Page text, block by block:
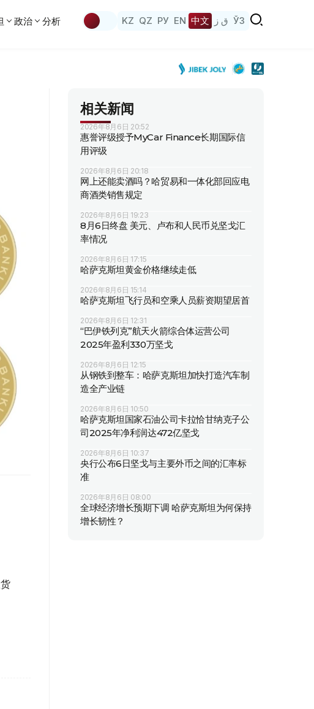
政治 分析 KZ QZ РУ EN 中文 ق ز ЎЗ
相关新闻
2026年8月6日 20:52
惠誉评级授予MyCar Finance长期国际信
用评级
2026年8月6日 20:18
网上还能卖酒吗？哈贸易和一体化部回应电
商酒类销售规定
2026年8月6日 19:23
8月6日终盘 美元、卢布和人民币兑坚戈汇
率情况
2026年8月6日 17:15
哈萨克斯坦黄金价格继续走低
2026年8月6日 15:14
哈萨克斯坦飞行员和空乘人员薪资期望居首
2026年8月6日 12:31
“巴伊铁列克”航天火箭综合体运营公司
2025年盈利330万坚戈
2026年8月6日 12:15
从钢铁到整车：哈萨克斯坦加快打造汽车制
造全产业链
2026年8月6日 10:50
哈萨克斯坦国家石油公司卡拉恰甘纳克子公
司2025年净利润达472亿坚戈
2026年8月6日 10:37
央行公布6日坚戈与主要外币之间的汇率标
准
2026年8月6日 08:00
全球经济增长预期下调 哈萨克斯坦为何保持
增长韧性？